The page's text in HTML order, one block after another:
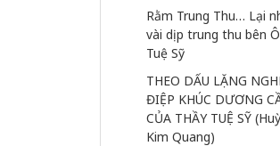
Rằm Trung Thu… Lại
vài dịp trung thu bên
Tuệ Sỹ
THEO DẤU LẶNG
ĐIỆP KHÚC DƯƠNG
CỦA THẦY TUỆ SỸ
Kim Quang)